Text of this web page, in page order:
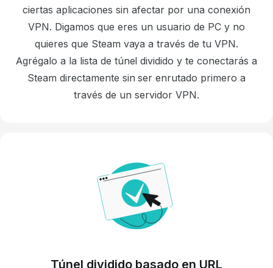
ciertas aplicaciones sin afectar por una conexión
VPN. Digamos que eres un usuario de PC y no
quieres que Steam vaya a través de tu VPN.
Agrégalo a la lista de túnel dividido y te conectarás a
Steam directamente sin ser enrutado primero a
través de un servidor VPN.
Túnel dividido basado en URL